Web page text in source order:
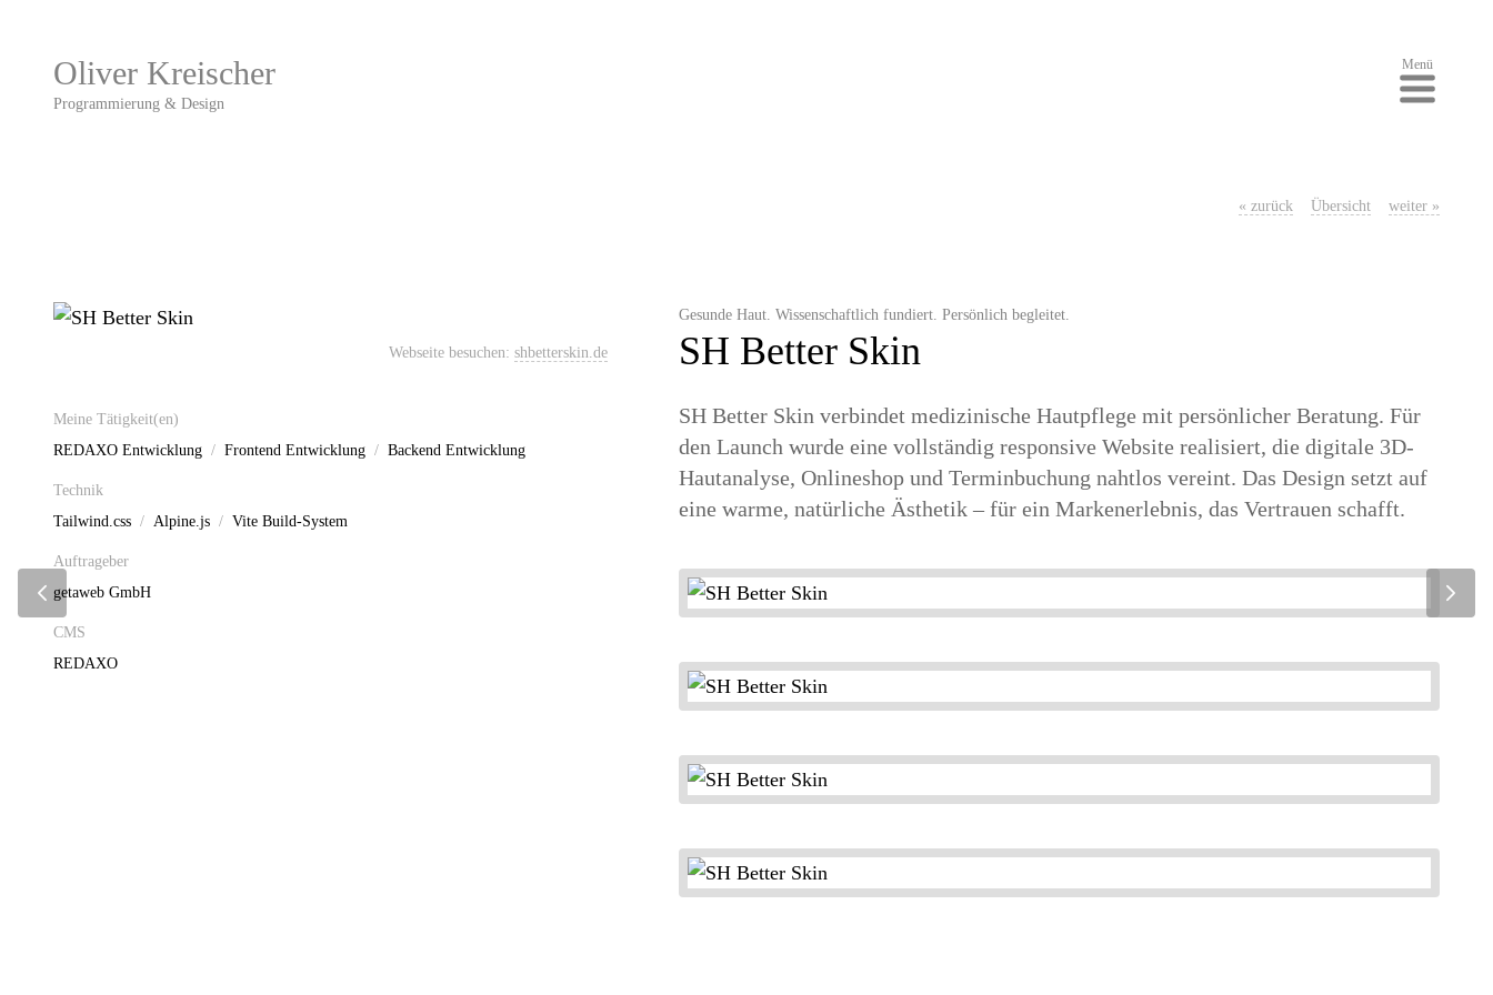
Oliver Kreischer
Programmierung & Design
Menü
« zurück Übersicht weiter »
Gesunde Haut. Wissenschaftlich fundiert. Persönlich begleitet.
SH Better Skin
SH Better Skin verbindet medizinische Hautpflege mit persönlicher Beratung. Für
den Launch wurde eine vollständig responsive Website realisiert, die digitale 3D-
Hautanalyse, Onlineshop und Terminbuchung nahtlos vereint. Das Design setzt auf
eine warme, natürliche Ästhetik – für ein Markenerlebnis, das Vertrauen schafft.
Webseite besuchen:shbetterskin.de
Meine Tätigkeit(en)
REDAXO Entwicklung
Frontend Entwicklung Backend Entwicklung
Technik
Tailwind.css
Alpine.js Vite Build-System
Auftrageber
getaweb GmbH
CMS
REDAXO